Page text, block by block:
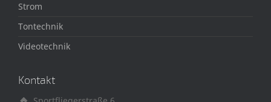
Strom
Tontechnik
Videotechnik
Kontakt